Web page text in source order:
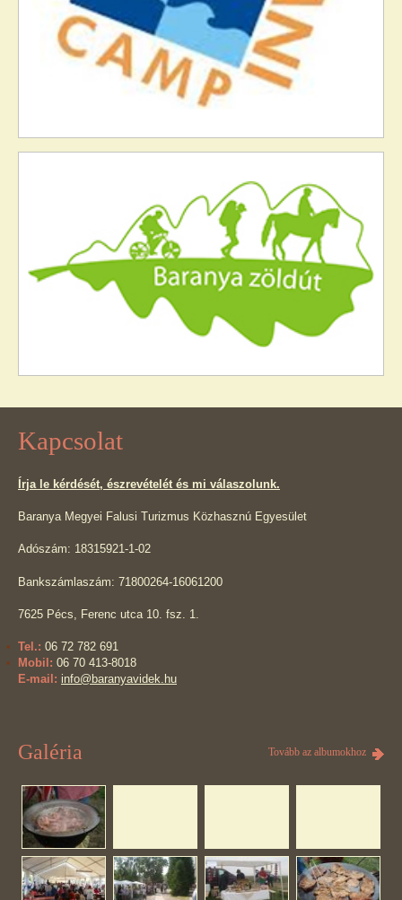
Kapcsolat
Írja le kérdését, észrevételét és mi válaszolunk.
Baranya Megyei Falusi Turizmus Közhasznú Egyesület
Adószám: 18315921-1-02
Bankszámlaszám: 71800264-16061200
7625 Pécs, Ferenc utca 10. fsz. 1.
Tel.: 06 72 782 691
Mobil: 06 70 413-8018
E-mail: info@baranyavidek.hu
Galéria Tovább az albumokhoz